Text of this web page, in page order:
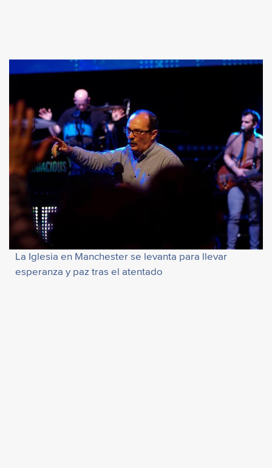
La Iglesia en Manchester se levanta para llevar
esperanza y paz tras el atentado